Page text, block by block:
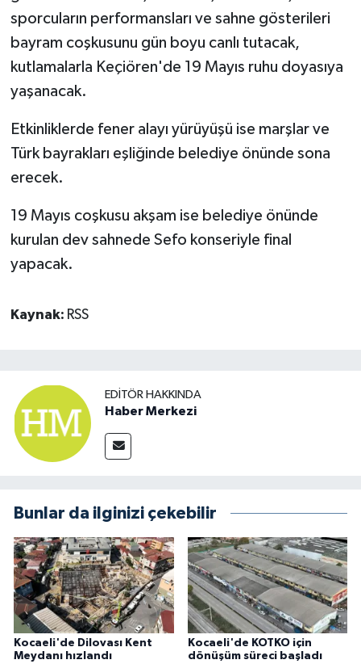
sporcuların performansları ve sahne gösterileri
bayram coşkusunu gün boyu canlı tutacak,
kutlamalarla Keçiören'de 19 Mayıs ruhu doyasıya
yaşanacak.
Etkinliklerde fener alayı yürüyüşü ise marşlar ve
Türk bayrakları eşliğinde belediye önünde sona
erecek.
19 Mayıs coşkusu akşam ise belediye önünde
kurulan dev sahnede Sefo konseriyle final
yapacak.
Kaynak: RSS
EDITÖR HAKKINDA
Haber Merkezi
Bunlar da ilginizi çekebilir
Kocaeli'de Dilovası Kent
Meydanı hızlandı
Kocaeli'de KOTKO için
dönüşüm süreci başladı